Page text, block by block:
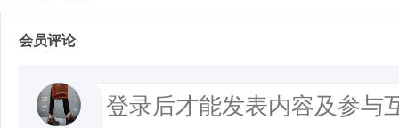
会员评论